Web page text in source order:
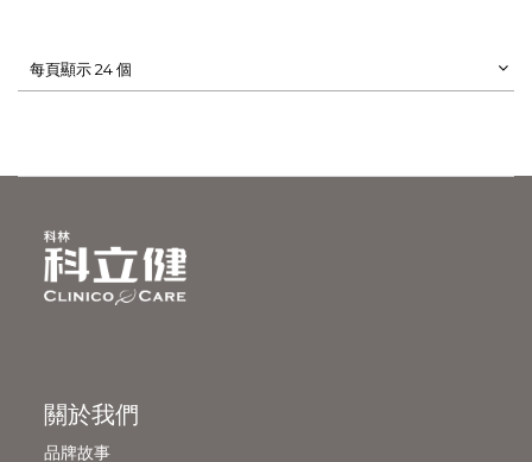
每頁顯示 24 個
關於我們
品牌故事